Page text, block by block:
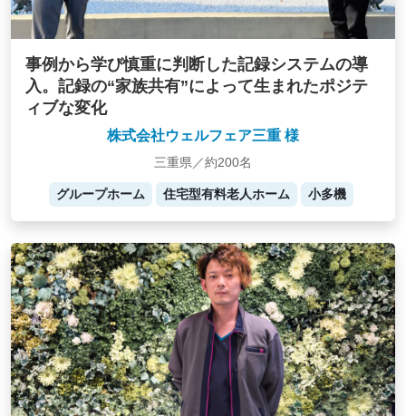
事例から学び慎重に判断した記録システムの導
入。記録の“家族共有”によって生まれたポジテ
ィブな変化
株式会社ウェルフェア三重 様
三重県／約200名
グループホーム 住宅型有料老人ホーム 小多機